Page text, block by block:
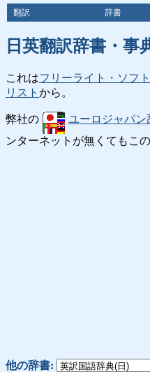
翻訳 辞書
日英翻訳辞書・事
これはフリーライト・ソフ
リスト から。
弊社の ユーロジャパン
ンターネットが無くてもこ
他の辞書: